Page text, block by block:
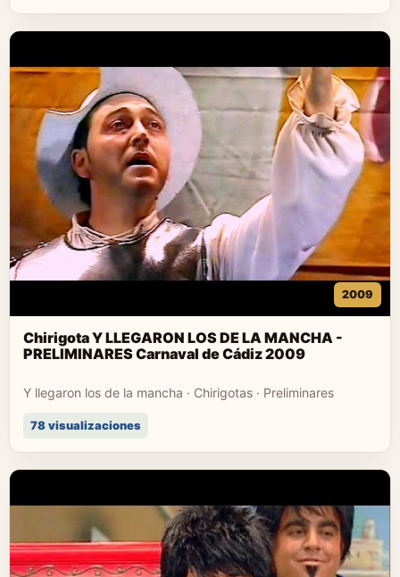
2009
Chirigota Y LLEGARON LOS DE LA MANCHA -
PRELIMINARES Carnaval de Cádiz 2009
Y llegaron los de la mancha · Chirigotas · Preliminares
78 visualizaciones